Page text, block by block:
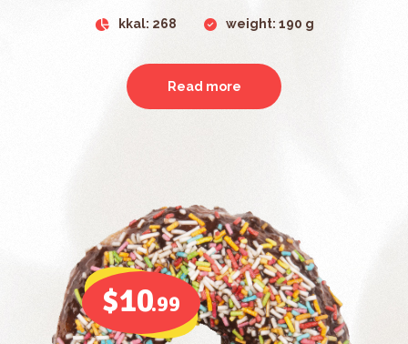
kkal: 268 weight: 190 g
Read more
$10.99